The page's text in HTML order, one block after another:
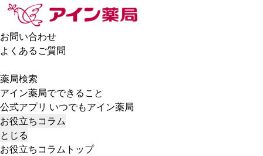
お問い合わせ
よくあるご質問
薬局検索
アイン薬局でできること
公式アプリ いつでもアイン薬局
お役立ちコラム
とじる
お役立ちコラムトップ